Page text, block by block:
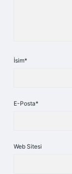
İsim*
E-Posta*
Web Sitesi